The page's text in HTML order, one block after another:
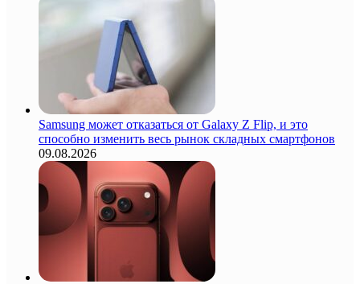
Samsung может отказаться от Galaxy Z Flip, и это
способно изменить весь рынок складных смартфонов
09.08.2026